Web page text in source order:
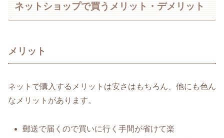
ネットショップで買うメリット・デメリット
メリット
ネットで購入するメリットは安さはもちろん、他にも色ん
なメリットがあります。
郵送で届くので買いに行く手間が省けて楽